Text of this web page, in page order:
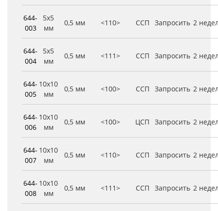
644-
003
5x5
мм
0,5 мм <110> ССП Запросить 2
644-
004
5x5
мм
0,5 мм <111> ССП Запросить 2
644-
005
10x10
мм
0,5 мм <100> ССП Запросить 2
644-
006
10x10
мм
0,5 мм <100> ЦСП Запросить 2
644-
007
10x10
мм
0,5 мм <110> ССП Запросить 2
644-
008
10x10
мм
0,5 мм <111> ССП Запросить 2